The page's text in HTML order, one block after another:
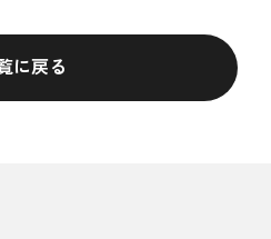
に戻る